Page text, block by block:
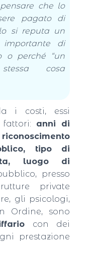
che lo
pagato di
si reputa un
importante di
o perché “un
cosa
i costi, essi
anni di
tipo di
luogo di
presso
private
gli psicologi,
Ordine, sono
con dei
prestazione